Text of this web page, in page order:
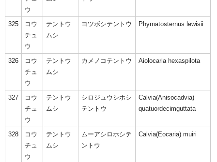
ウ
325
コウ
チュ
ウ
テントウ
ムシ
ヨツボシテントウ Phymatosternus lewisii
326
コウ
チュ
ウ
テントウ
ムシ
カメノコテントウ Aiolocaria hexaspilota
327
コウ
チュ
ウ
テントウ
ムシ
シロジュウシホシ
テントウ
Calvia(Anisocadvia)
quatuordecimguttata
328
コウ
チュ
ウ
テントウ
ムシ
ムーアシロホシテ
ントウ
Calvia(Eocaria) muiri